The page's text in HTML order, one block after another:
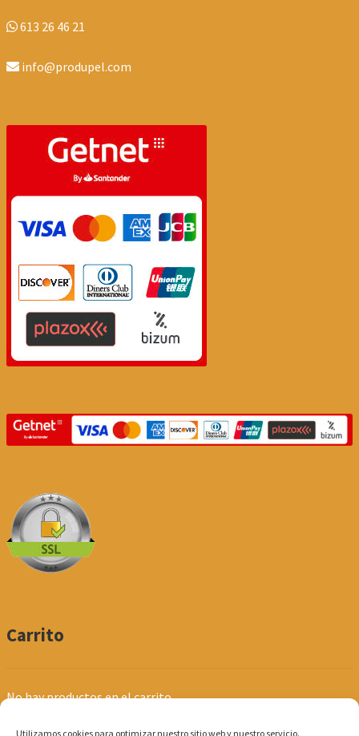
Utilizamos cookies para optimizar nuestro sitio web y nuestro servicio.
613 26 46 21
info@produpel.com
Carrito
No hay productos en el carrito.